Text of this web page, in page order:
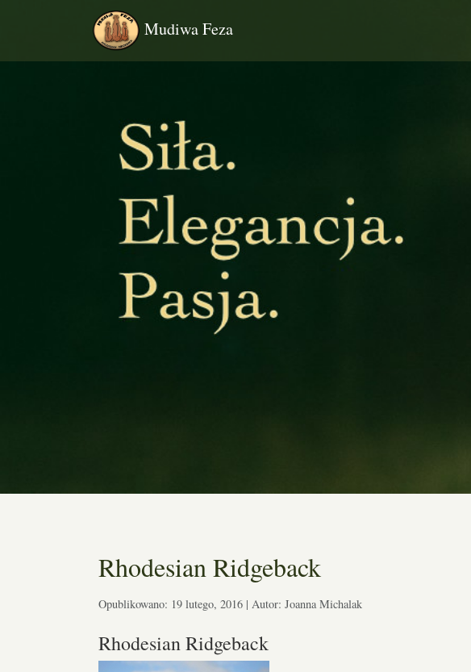
Mudiwa Feza
Rhodesian Ridgeback
Opublikowano: 19 lutego, 2016 | Autor: Joanna Michalak
Rhodesian Ridgeback